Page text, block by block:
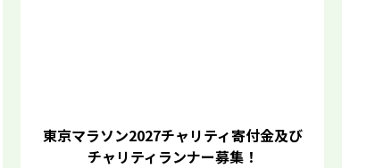
東京マラソン2027チャリティ寄付金及び
チャリティランナー募集！